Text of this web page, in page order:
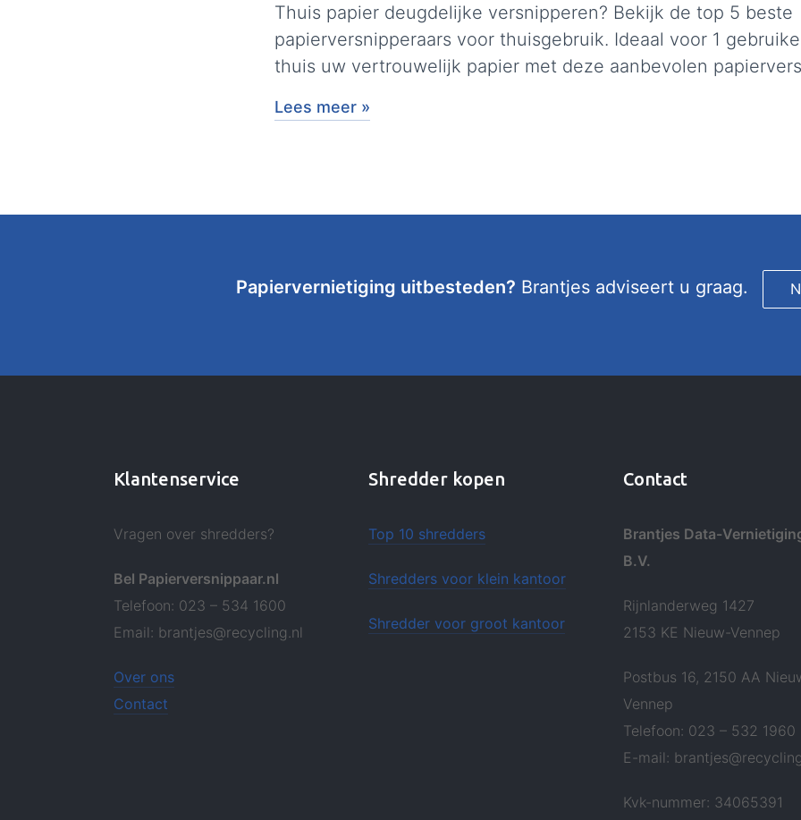
Thuis papier deugdelijke versnipperen? Bekijk de top 5 beste
papierversnipperaars voor thuisgebruik. Ideaal voor 1
thuis uw vertrouwelijk papier met deze aanbevolen
Lees meer »
Papiervernietiging uitbesteden? Brantjes adviseert u graag.
Klantenservice
Vragen over shredders?
Bel Papierversnippaar.nl
Telefoon: 023 – 534 1600
Email: brantjes@recycling.nl
Over ons
Contact
Shredder kopen
Top 10 shredders
Shredders voor klein kantoor
Shredder voor groot kantoor
Contact
Brantjes Data-
B.V.
Rijnlanderweg 1427
2153 KE Nieuw-Vennep
Postbus 16, 2150 AA
Vennep
Telefoon: 023 – 532 1960
E-mail:
Kvk-nummer: 34065391